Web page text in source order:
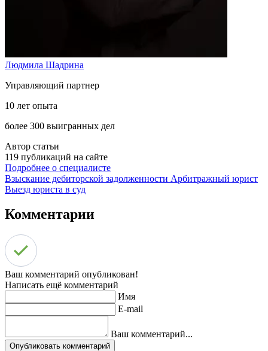
Людмила Шадрина
Управляющий партнер
10 лет опыта
более 300 выигранных дел
Автор статьи
119 публикаций на сайте
Подробнее о специалисте
Взыскание дебиторской задолженности Арбитражный юрист
Выезд юриста в суд
Комментарии
Ваш комментарий опубликован!
Написать ещё комментарий
Имя
E-mail
Ваш комментарий...
Опубликовать комментарий